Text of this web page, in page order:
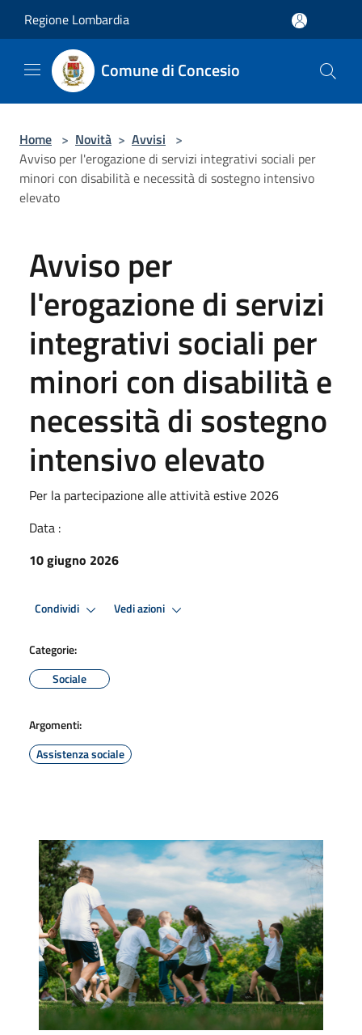
Regione Lombardia
Comune di Concesio
Home > Novità > Avvisi >
Avviso per l'erogazione di servizi integrativi sociali per
minori con disabilità e necessità di sostegno intensivo
elevato
Avviso per
l'erogazione di servizi
integrativi sociali per
minori con disabilità e
necessità di sostegno
intensivo elevato
Per la partecipazione alle attività estive 2026
Data :
10 giugno 2026
Condividi Vedi azioni
Categorie:
Sociale
Argomenti:
Assistenza sociale